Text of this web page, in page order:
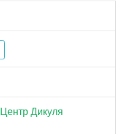
Центр Дикуля